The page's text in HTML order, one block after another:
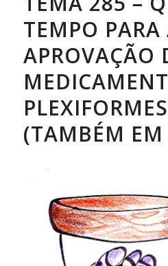
TEMPO PARA
APROVAÇÃO
(TAMBÉM EM